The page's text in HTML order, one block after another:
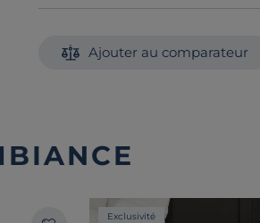
Ajouter au comparateur
Exclusivité